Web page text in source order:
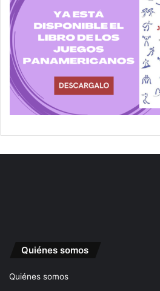
Quiénes somos
Quiénes somos